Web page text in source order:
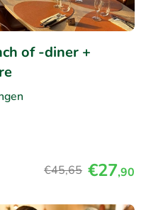
of -diner +
€45,65 €27,90